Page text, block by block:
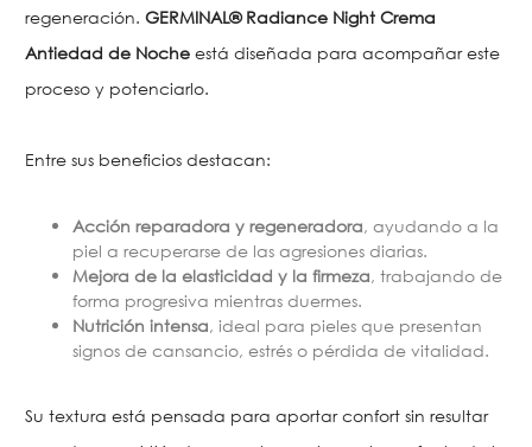
regeneración. GERMINAL® Radiance Night Crema
Antiedad de Nocheestá diseñada para acompañar este
proceso y potenciarlo.
Entre sus beneficios destacan:
Acción reparadora y regeneradora, ayudando a la
piel a recuperarse de las agresiones diarias.
Mejora de la elasticidad y la firmeza, trabajando de
forma progresiva mientras duermes.
Nutrición intensa, ideal para pieles que presentan
signos de cansancio, estrés o pérdida de vitalidad.
Su textura está pensada para aportar confort sin resultar